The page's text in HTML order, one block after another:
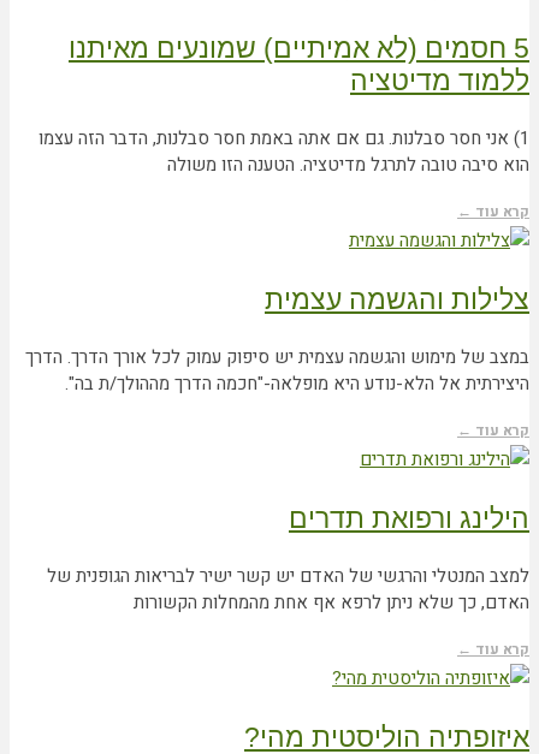
5 חסמים (לא אמיתיים) שמונעים מאיתנו
ללמוד מדיטציה
1) אני חסר סבלנות. גם אם אתה באמת חסר סבלנות, הדבר הזה עצמו
הוא סיבה טובה לתרגל מדיטציה. הטענה הזו משולה
קרא עוד ←
צלילות והגשמה עצמית
במצב של מימוש והגשמה עצמית יש סיפוק עמוק לכל אורך הדרך. הדרך
היצירתית אל הלא-נודע היא מופלאה-"חכמה הדרך מההולך/ת בה".
קרא עוד ←
הילינג ורפואת תדרים
למצב המנטלי והרגשי של האדם יש קשר ישיר לבריאות הגופנית של
האדם, כך שלא ניתן לרפא אף אחת מהמחלות הקשורות
קרא עוד ←
איזופתיה הוליסטית מהי?